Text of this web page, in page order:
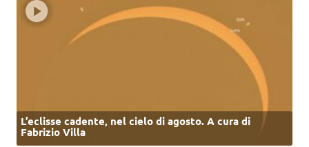
L’eclisse cadente, nel cielo di agosto. A cura di
Fabrizio Villa